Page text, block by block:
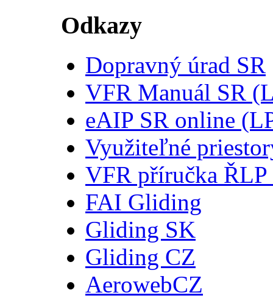
Odkazy
Dopravný úrad SR
VFR Manuál SR
eAIP SR online
Využiteľné
VFR příručka ŘLP
FAI Gliding
Gliding SK
Gliding CZ
AerowebCZ